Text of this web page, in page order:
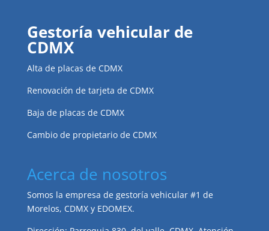
Gestoría vehicular de
CDMX
Alta de placas de CDMX
Renovación de tarjeta de CDMX
Baja de placas de CDMX
Cambio de propietario de CDMX
Acerca de nosotros
Somos la empresa de gestoría vehicular #1 de
Morelos, CDMX y EDOMEX.